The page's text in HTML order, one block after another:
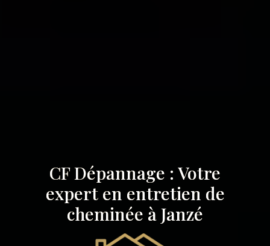
CF Dépannage : Votre
expert en entretien de
cheminée à Janzé